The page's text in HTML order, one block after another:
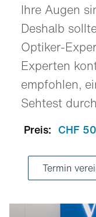
Ihre Augen
Deshalb
Optiker-
Experten
empfohlen,
Sehtest
Preis: CHF
Termin